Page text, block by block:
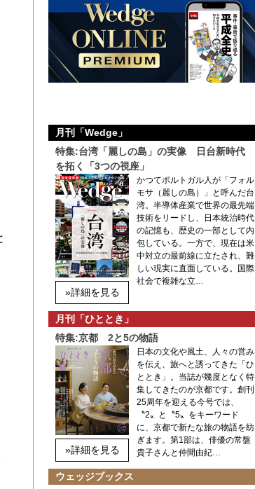
月刊「Wedge」
特集:台湾「麗しの島」の実像 日台新時代
を拓く「3つの視座」
»詳細を見る
かつてポルトガル人が「フォル
モサ（麗しの島）」と呼んだ台
湾。半導体産業で世界の最先端
技術をリードし、日本統治時代
の記憶も、歴史の一部として内
包している。一方で、現在は米
中対立の最前線に立たされ、難
しい現実に直面している。国際
社会で複雑な立…
月刊「ひととき」
特集:京都 2と5の物語
»詳細を見る
日本の文化や風土、人々の営み
を伝え、旅へと誘ってきた「ひ
ととき」。当誌が幾度となく特
集してきたのが京都です。創刊
25周年を迎える今号では、
〝2〟と〝5〟をキーワード
に、京都で新たな旅の物語を紡
ぎます。第1部は、俳優の常盤
貴子さんと仲間由紀…
ウェッジブックス